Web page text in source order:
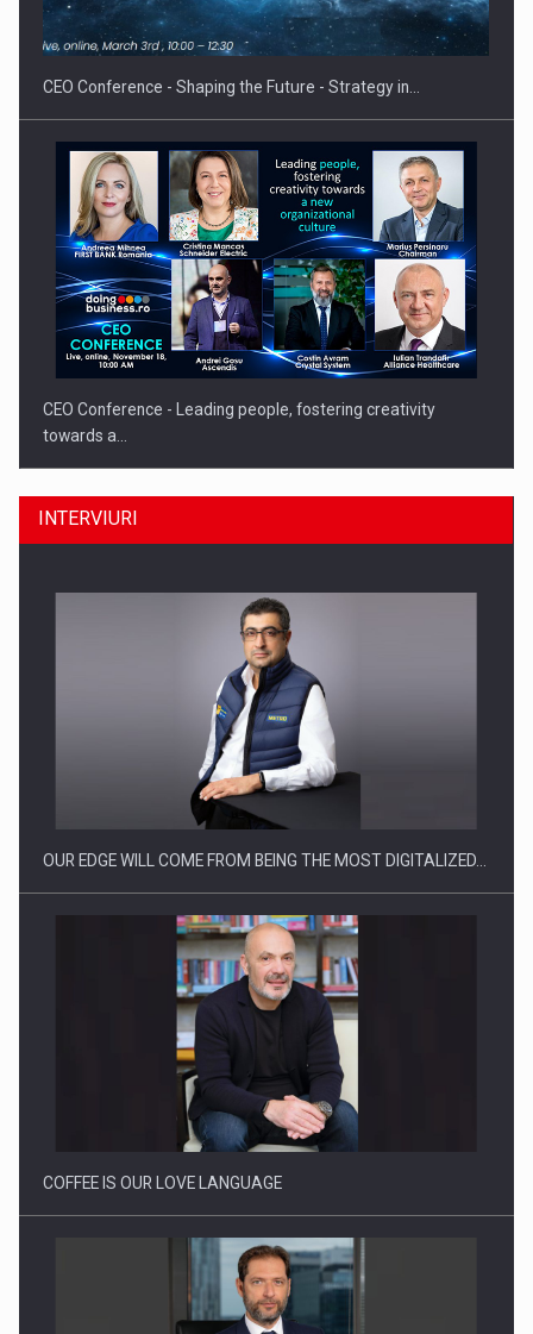
Proteinmaxxing and the Future of Protein Demand
CEO Conference - Shaping the Future - Strategy in…
CEO Conference - Leading people, fostering creativity
towards a…
CEO Conference - Shaping The Future - Technology and…
Webinar - Business Evolution-RETHINK STRATEGY-Finantare
Investitii Digitalizare
INTERVIURI
OUR EDGE WILL COME FROM BEING THE MOST DIGITALIZED…
COFFEE IS OUR LOVE LANGUAGE